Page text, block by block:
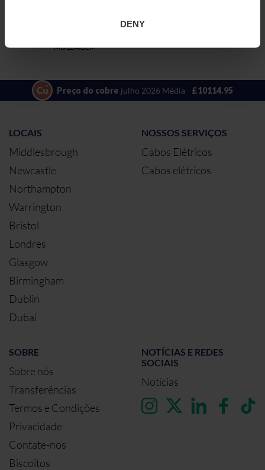
DENY
MOLDAGEM
Preço do cobre julho 2026 Média - £10114.95
LOCAIS
Middlesbrough
Newcastle
Northampton
Warrington
Bristol
Londres
Glasgow
Birmingham
Dublin
Dubai
NOSSOS SERVIÇOS
Cabos Elétricos
Cabos elétricos
SOBRE
Sobre nós
Transferências
Termos e Condições
Privacidade
Contate-nos
Biscoitos
NOTÍCIAS E REDES
SOCIAIS
Notícias